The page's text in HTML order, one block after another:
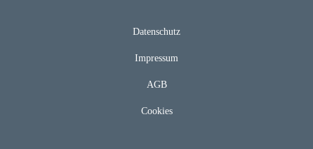
Datenschutz
Impressum
AGB
Cookies